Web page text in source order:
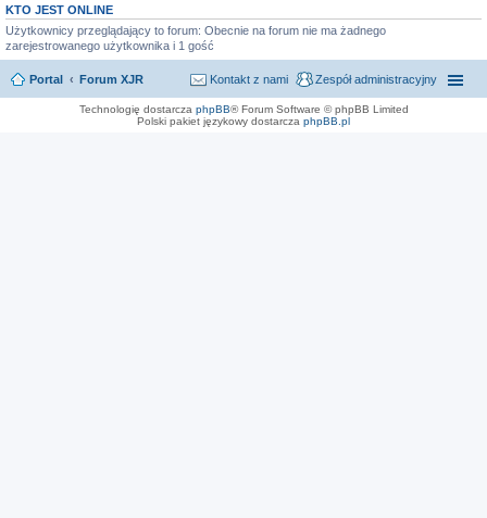
KTO JEST ONLINE
Użytkownicy przeglądający to forum: Obecnie na forum nie ma żadnego
zarejestrowanego użytkownika i 1 gość
Portal Forum XJR Zespół administracyjny
Kontakt z nami
Technologię dostarcza phpBB® Forum Software © phpBB Limited
Polski pakiet językowy dostarcza phpBB.pl